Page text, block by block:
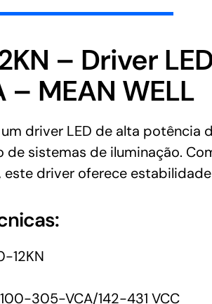
-
– Driver
– MEAN WELL
driver LED de alta potência
de sistemas de iluminação.
este driver oferece
12KN
100-305-VCA/142-431 VCC